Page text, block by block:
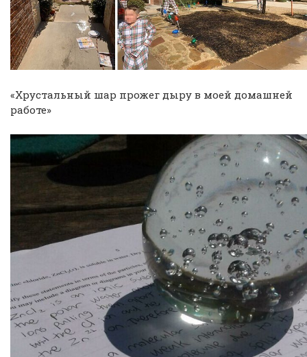
«Хрустальный шар прожег дыру в моей домашней
работе»